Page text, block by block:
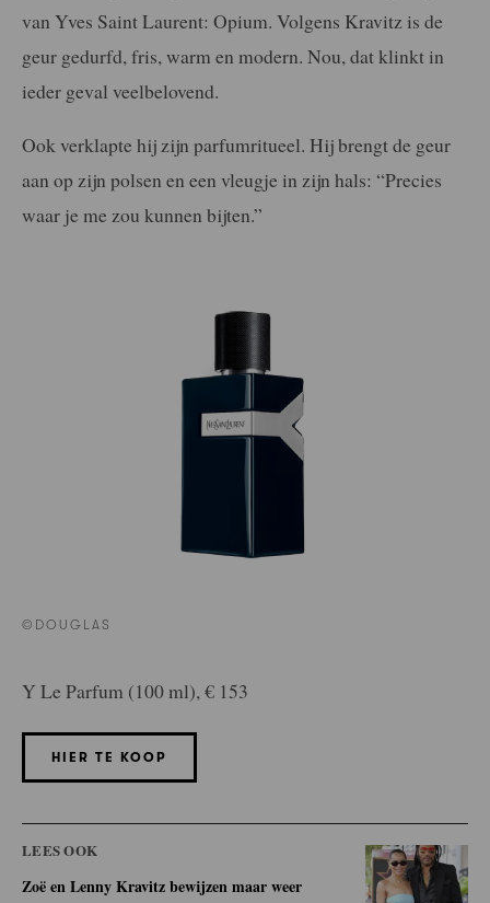
van Yves Saint Laurent: Opium. Volgens Kravitz is de
geur gedurfd, fris, warm en modern. Nou, dat klinkt in
ieder geval veelbelovend.
Ook verklapte hij zijn parfumritueel. Hij brengt de geur
aan op zijn polsen en een vleugje in zijn hals: “Precies
waar je me zou kunnen bijten.”
©DOUGLAS
Y Le Parfum (100 ml), € 153
HIER TE KOOP
LEES OOK
Zoë en Lenny Kravitz bewijzen maar weer